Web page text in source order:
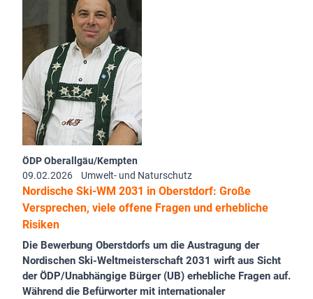
ÖDP Oberallgäu/Kempten
09.02.2026
Umwelt- und Naturschutz
Nordische Ski-WM 2031 in Oberstdorf: Große
Versprechen, viele offene Fragen und erhebliche
Risiken
Die Bewerbung Oberstdorfs um die Austragung der
Nordischen Ski-Weltmeisterschaft 2031 wirft aus Sicht
der ÖDP/Unabhängige Bürger (UB) erhebliche Fragen auf.
Während die Befürworter mit internationaler